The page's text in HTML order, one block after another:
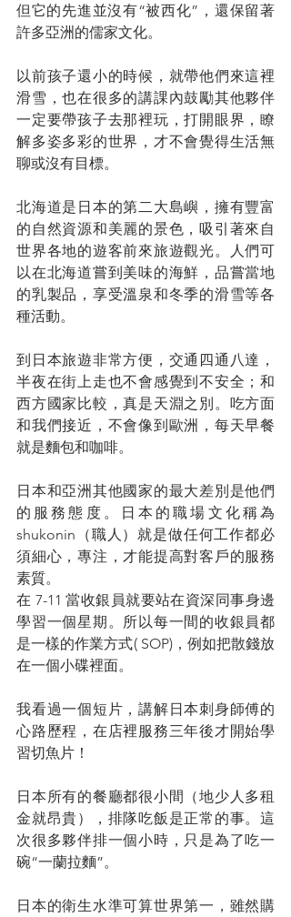
但它的先進並沒有“被西化”，還保留著
許多亞洲的儒家文化。
以前孩子還小的時候，就帶他們來這裡
滑雪，也在很多的講課內鼓勵其他夥伴
一定要帶孩子去那裡玩，打開眼界，瞭
解多姿多彩的世界，才不會覺得生活無
聊或沒有目標。
北海道是日本的第二大島嶼，擁有豐富
的自然資源和美麗的景色，吸引著來自
世界各地的遊客前來旅遊觀光。人們可
以在北海道嘗到美味的海鮮，品嘗當地
的乳製品，享受溫泉和冬季的滑雪等各
種活動。
到日本旅遊非常方便，交通四通八達，
半夜在街上走也不會感覺到不安全；和
西方國家比較，真是天淵之別。吃方面
和我們接近，不會像到歐洲，每天早餐
就是麵包和咖啡。
日本和亞洲其他國家的最大差別是他們
的服務態度。日本的職場文化稱為
shukonin（職人）就是做任何工作都必
須細心，專注，才能提高對客戶的服務
素質。
在 7-11 當收銀員就要站在資深同事身邊
學習一個星期。所以每一間的收銀員都
是一樣的作業方式( SOP)，例如把散錢放
在一個小碟裡面。
我看過一個短片，講解日本刺身師傅的
心路歷程，在店裡服務三年後才開始學
習切魚片！
日本所有的餐廳都很小間（地少人多租
金就昂貴），排隊吃飯是正常的事。這
次很多夥伴排一個小時，只是為了吃一
碗“一蘭拉麵”。
日本的衛生水準可算世界第一，雖然購